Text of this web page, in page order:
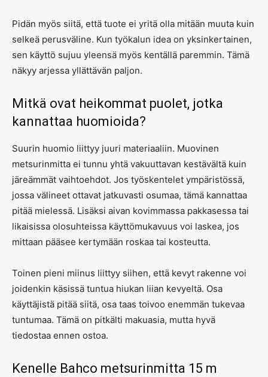
Pidän myös siitä, että tuote ei yritä olla mitään muuta kuin
selkeä perusväline. Kun työkalun idea on yksinkertainen,
sen käyttö sujuu yleensä myös kentällä paremmin. Tämä
näkyy arjessa yllättävän paljon.
Mitkä ovat heikommat puolet, jotka
kannattaa huomioida?
Suurin huomio liittyy juuri materiaaliin. Muovinen
metsurinmitta ei tunnu yhtä vakuuttavan kestävältä kuin
järeämmät vaihtoehdot. Jos työskentelet ympäristössä,
jossa välineet ottavat jatkuvasti osumaa, tämä kannattaa
pitää mielessä. Lisäksi aivan kovimmassa pakkasessa tai
likaisissa olosuhteissa käyttömukavuus voi laskea, jos
mittaan pääsee kertymään roskaa tai kosteutta.
Toinen pieni miinus liittyy siihen, että kevyt rakenne voi
joidenkin käsissä tuntua hiukan liian kevyeltä. Osa
käyttäjistä pitää siitä, osa taas toivoo enemmän tukevaa
tuntumaa. Tämä on pitkälti makuasia, mutta hyvä
tiedostaa ennen ostoa.
Kenelle Bahco metsurinmitta 15 m